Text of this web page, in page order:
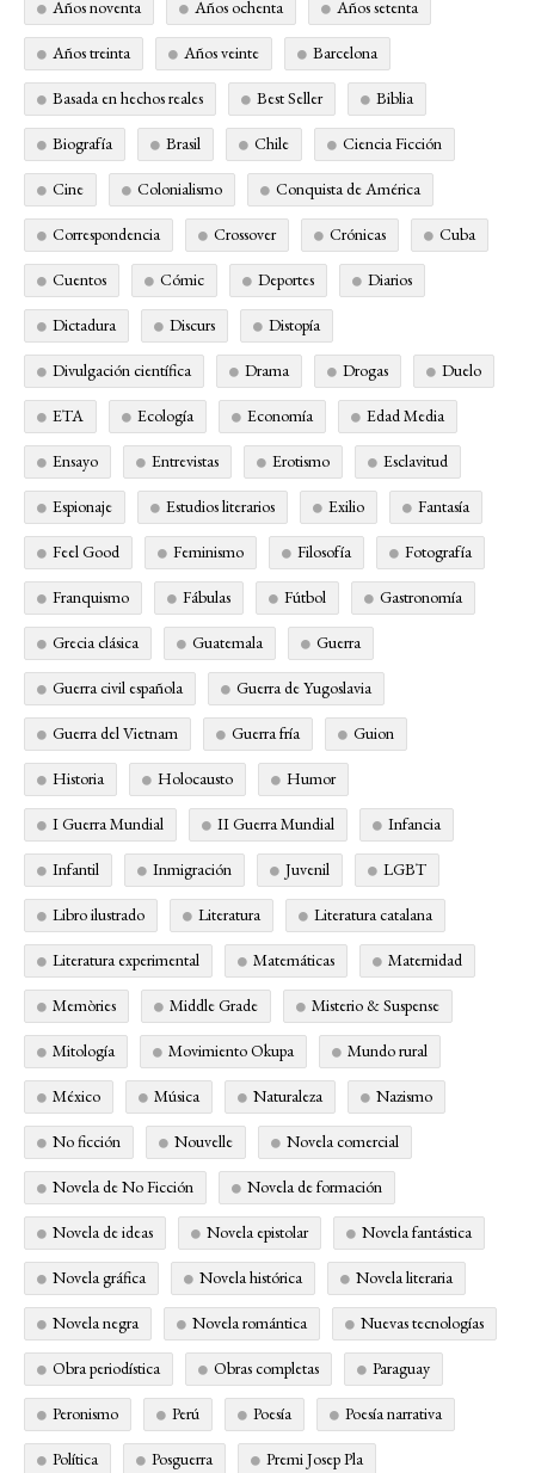
Años noventa Años ochenta Años setenta
Años treinta Años veinte Barcelona
Basada en hechos reales Best Seller Biblia
Biografía Brasil Chile Ciencia Ficción
Cine Colonialismo Conquista de América
Correspondencia Crossover Crónicas Cuba
Cuentos Cómic Deportes Diarios
Dictadura Discurs Distopía
Divulgación científica Drama Drogas Duelo
ETA Ecología Economía Edad Media
Ensayo Entrevistas Erotismo Esclavitud
Espionaje Estudios literarios Exilio Fantasía
Feel Good Feminismo Filosofía Fotografía
Franquismo Fábulas Fútbol Gastronomía
Grecia clásica Guatemala Guerra
Guerra civil española Guerra de Yugoslavia
Guerra del Vietnam Guerra fría Guion
Historia Holocausto Humor
I Guerra Mundial II Guerra Mundial Infancia
Infantil Inmigración Juvenil LGBT
Libro ilustrado Literatura Literatura catalana
Literatura experimental Matemáticas Maternidad
Memòries Middle Grade Misterio & Suspense
Mitología Movimiento Okupa Mundo rural
México Música Naturaleza Nazismo
No ficción Nouvelle Novela comercial
Novela de No Ficción Novela de formación
Novela de ideas Novela epistolar Novela fantástica
Novela gráfica Novela histórica Novela literaria
Novela negra Novela romántica Nuevas tecnologías
Obra periodística Obras completas Paraguay
Peronismo Perú Poesía Poesía narrativa
Política Posguerra Premi Josep Pla